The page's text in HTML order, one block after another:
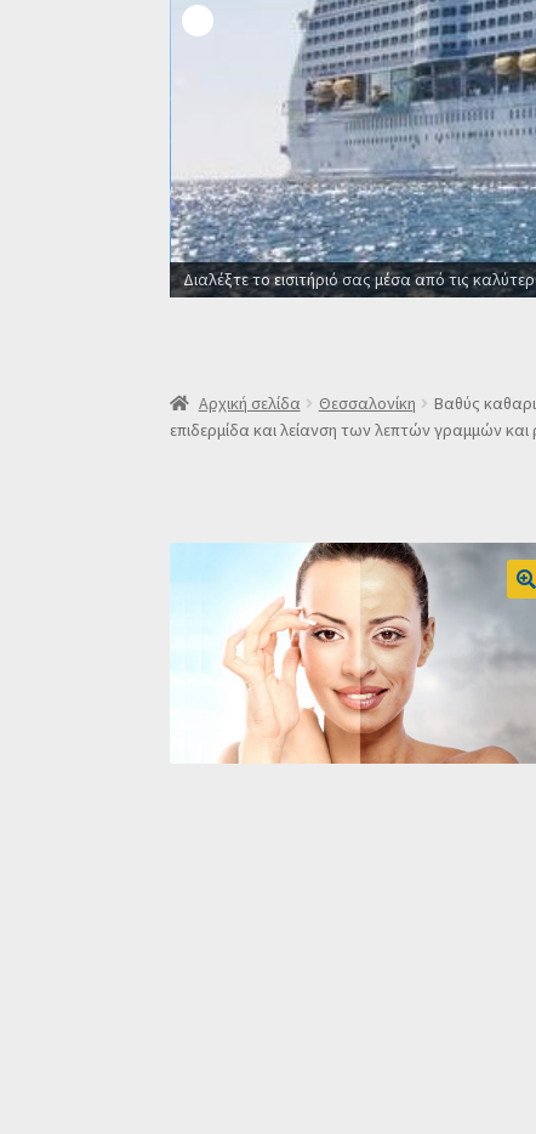
Οι καλύτερες προσφορές
Αρχική σελίδα Θεσσαλονίκη
Βαθύς
επιδερμίδα και λείανση των λεπτών γραμμών και